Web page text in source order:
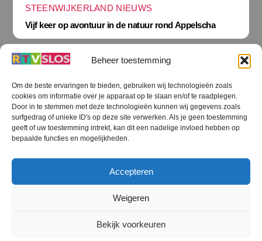
Beheer toestemming
Om de beste ervaringen te bieden, gebruiken wij technologieën zoals
cookies om informatie over je apparaat op te slaan en/of te raadplegen.
Door in te stemmen met deze technologieën kunnen wij gegevens zoals
surfgedrag of unieke ID's op deze site verwerken. Als je geen toestemming
geeft of uw toestemming intrekt, kan dit een nadelige invloed hebben op
bepaalde functies en mogelijkheden.
Accepteren
Weigeren
Bekijk voorkeuren
STEENWIJKERLAND NIEUWS
Vijf keer op avontuur in de natuur rond Appelscha
Terug
naar
boven
RTV SLOS
RTV SLOS ANBI